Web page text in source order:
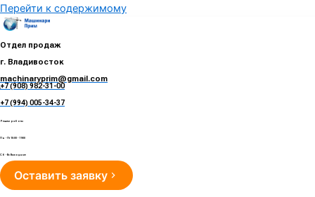
Перейти к содержимому
Отдел продаж
г. Владивосток
machinaryprim@gmail.com
+7 (908) 982-31-00
+7 (994) 005-34-37
Режим работы
Пн - Пт 10:00 - 19:00
Сб - Вс Выходные
Оставить заявку